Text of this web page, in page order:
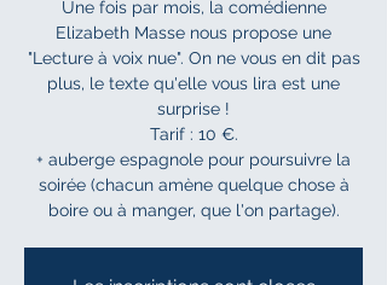
Une fois par mois, la comédienne
Elizabeth Masse nous propose une
"Lecture à voix nue". On ne vous en dit pas
plus, le texte qu'elle vous lira est une
surprise !
Tarif : 10 €.
+ auberge espagnole pour poursuivre la
soirée (chacun amène quelque chose à
boire ou à manger, que l'on partage).